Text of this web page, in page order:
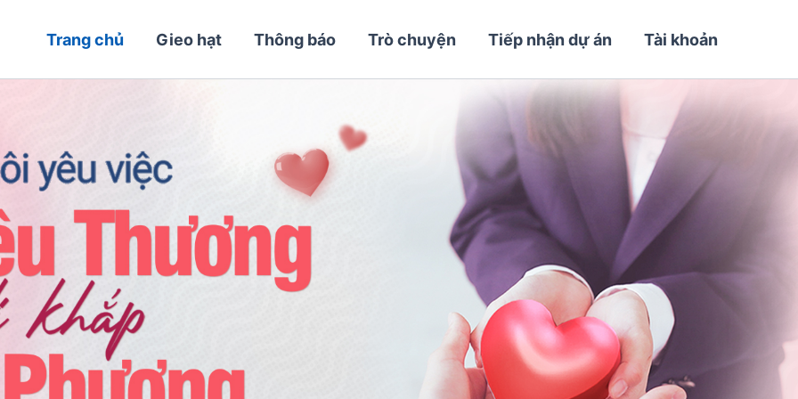
Trang chủ Gieo hạt Thông báo Trò chuyện Tiếp nhận dự án Tài khoản